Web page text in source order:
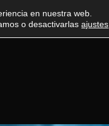
en nuestra web.
o desactivarlasajustes